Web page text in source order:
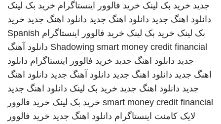
جدید خرید بک لینک خرید فالوور اینستاگرام خرید بک لینک
دانلود اهنگ جدید دانلود اهنگ جدید دانلود اهنگ جدید خرید
بک لینک خرید بک لینک خرید فالوور اینستاگرام Spanish
Shadowing smart money credit financial
دانلود آهنگ
جدید دانلود اهنگ جدید خرید فالوور اینستاگرام دانلود
اهنگ جدید دانلود اهنگ جدید دانلود آهنگ جدید دانلود اهنگ
جدید دانلود اهنگ جدید خرید بک لینک دانلود اهنگ جدید
smart money credit financial خرید بک لینک خرید فالوور
لایک کامنت اینستاگرام دانلود اهنگ جدید خرید فالوور